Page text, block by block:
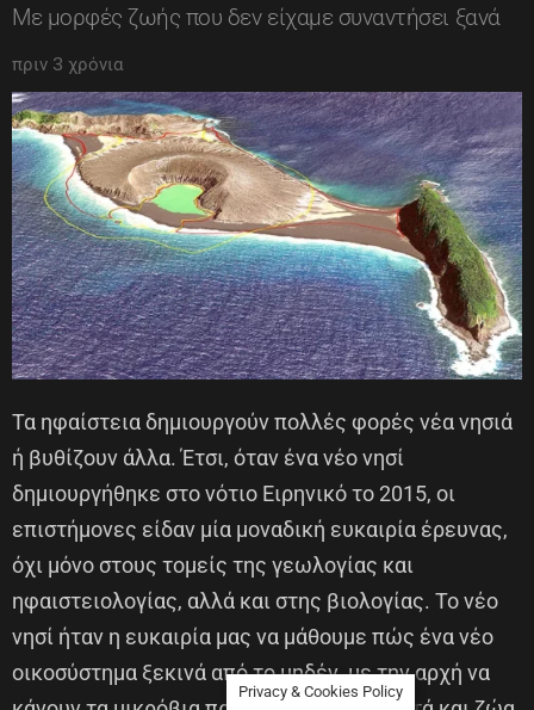
Με μορφές ζωής που δεν είχαμε συναντήσει ξανά
πριν 3 χρόνια
Τα ηφαίστεια δημιουργούν πολλές φορές νέα νησιά
ή βυθίζουν άλλα. Έτσι, όταν ένα νέο νησί
δημιουργήθηκε στο νότιο Ειρηνικό το 2015, οι
επιστήμονες είδαν μία μοναδική ευκαιρία έρευνας,
όχι μόνο στους τομείς της γεωλογίας και
ηφαιστειολογίας, αλλά και στης βιολογίας. Το νέο
νησί ήταν η ευκαιρία μας να μάθουμε πώς ένα νέο
οικοσύστημα ξεκινά από το μηδέν, με την αρχή να
Privacy & Cookies Policy